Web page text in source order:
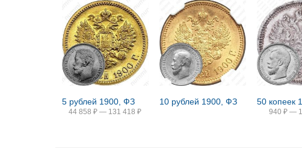
5 рублей 1900, ФЗ
44 858 ₽ — 131 418 ₽
10 рублей 1900, ФЗ 50 копеек
940 ₽ —